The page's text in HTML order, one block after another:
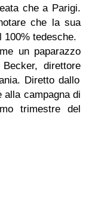
che a Parigi.
che la sua
100% tedesche.
un paparazzo
direttore
Diretto dallo
alla campagna di
trimestre del